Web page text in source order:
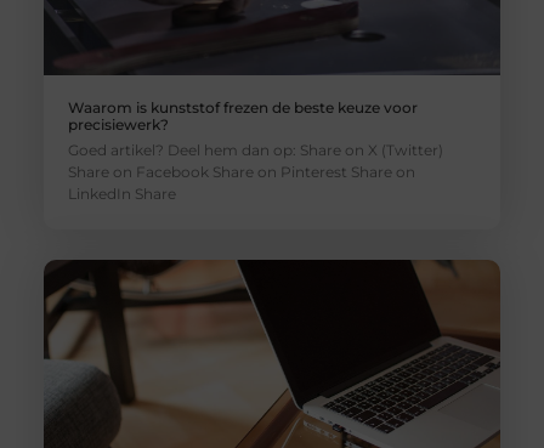
Waarom is kunststof frezen de beste keuze voor
precisiewerk?
Goed artikel? Deel hem dan op: Share on X (Twitter)
Share on Facebook Share on Pinterest Share on
LinkedIn Share